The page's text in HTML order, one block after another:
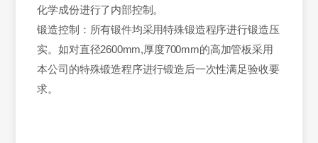
化学成份进行了内部控制。
锻造控制：所有锻件均采用特殊锻造程序进行锻造压
实。如对直径2600mm,厚度700mm的高加管板采用
本公司的特殊锻造程序进行锻造后一次性满足验收要
求。